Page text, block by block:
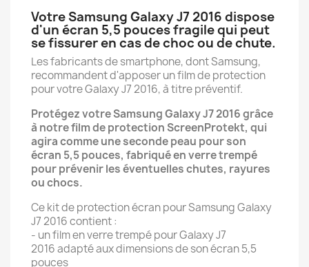
Votre Samsung Galaxy J7 2016 dispose
d'un écran 5,5 pouces fragile qui peut
se fissurer en cas de choc ou de chute.
Les fabricants de smartphone, dont Samsung,
recommandent d'apposer un film de protection
pour votre Galaxy J7 2016, à titre préventif.
Protégez votre Samsung Galaxy J7 2016 grâce
à notre film de protection ScreenProtekt, qui
agira comme une seconde peau pour son
écran 5,5 pouces, fabriqué en verre trempé
pour prévenir les éventuelles chutes, rayures
ou chocs.
Ce kit de protection écran pour Samsung Galaxy
J7 2016 contient :
- un film en verre trempé pour Galaxy J7
2016 adapté aux dimensions de son écran 5,5
pouces